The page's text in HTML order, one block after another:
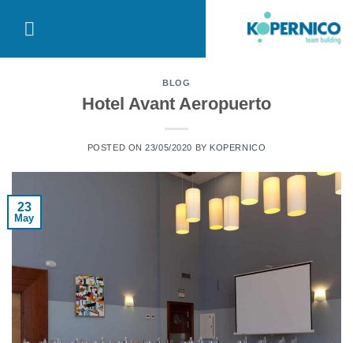
BLOG
Hotel Avant Aeropuerto
POSTED ON23/05/2020 BY KOPERNICO
23
May